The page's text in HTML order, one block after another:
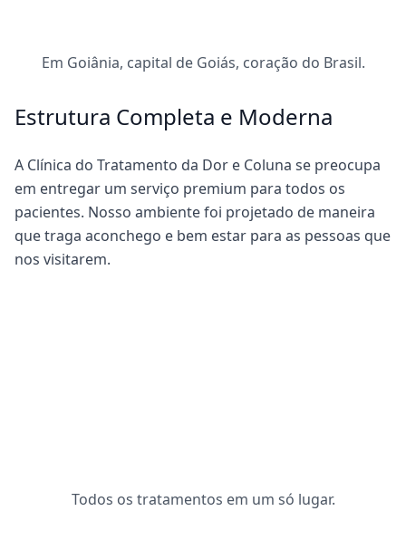
Em Goiânia, capital de Goiás, coração do Brasil.
Estrutura Completa e Moderna
A Clínica do Tratamento da Dor e Coluna se preocupa
em entregar um serviço premium para todos os
pacientes. Nosso ambiente foi projetado de maneira
que traga aconchego e bem estar para as pessoas que
nos visitarem.
Todos os tratamentos em um só lugar.